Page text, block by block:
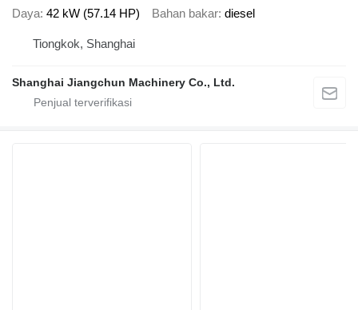
Daya 42 kW (57.14 HP) Bahan bakar diesel
Tiongkok, Shanghai
Shanghai Jiangchun Machinery Co., Ltd.